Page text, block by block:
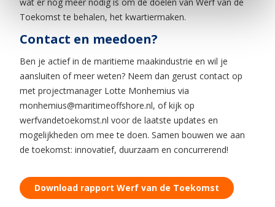
Toekomst te behalen, het kwartiermaken.
Contact en meedoen?
Ben je actief in de maritieme maakindustrie en wil je
aansluiten of meer weten? Neem dan gerust contact op
met projectmanager Lotte Monhemius via
monhemius@maritimeoffshore.nl, of kijk op
werfvandetoekomst.nl voor de laatste updates en
mogelijkheden om mee te doen. Samen bouwen we aan
de toekomst: innovatief, duurzaam en concurrerend!
Download rapport Werf van de Toekomst